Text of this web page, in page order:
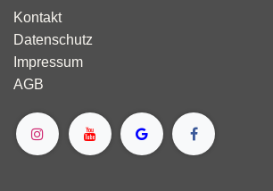
Kontakt
Datenschutz
Impressum
AGB